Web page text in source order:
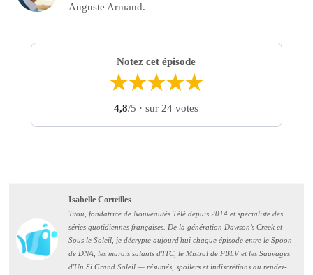
Auguste Armand.
Notez cet épisode
★★★★★
4,8/5 · sur 24 votes
Isabelle Corteilles
Titou, fondatrice de Nouveautés Télé depuis 2014 et spécialiste des
séries quotidiennes françaises. De la génération Dawson's Creek et
Sous le Soleil, je décrypte aujourd'hui chaque épisode entre le Spoon
de DNA, les marais salants d'ITC, le Mistral de PBLV et les Sauvages
d'Un Si Grand Soleil — résumés, spoilers et indiscrétions au rendez-